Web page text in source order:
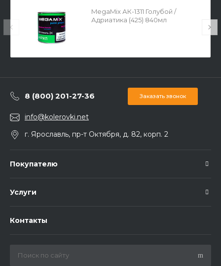
MegaMix АК-1311 Голубой /
Адриатика (425) 840мл
8 (800) 201-27-36 Заказать звонок
info@kolerovki.net
г. Ярославль, пр-т Октября, д. 82, корп. 2
Покупателю
Услуги
Контакты